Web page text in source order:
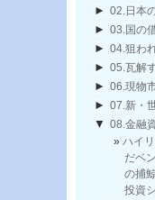
► 02.日本
► 03.国の
► 04.狙わ
► 05.瓦解
► 06.現物
► 07.新・
▼ 08.金融
ハイ
だベ
の捕
投資